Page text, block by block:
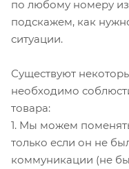
по любому номеру
подскажем, как
ситуации.
Существуют
необходимо
товара:
1. Мы можем
только если он не
коммуникации (не